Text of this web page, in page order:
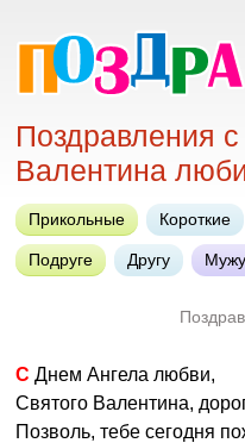
Поздравления
Валентина
Прикольные Короткие
Подруге Другу Мужу
С Днем Ангела любви,
Святого Валентина,
Позволь, тебе сегодня